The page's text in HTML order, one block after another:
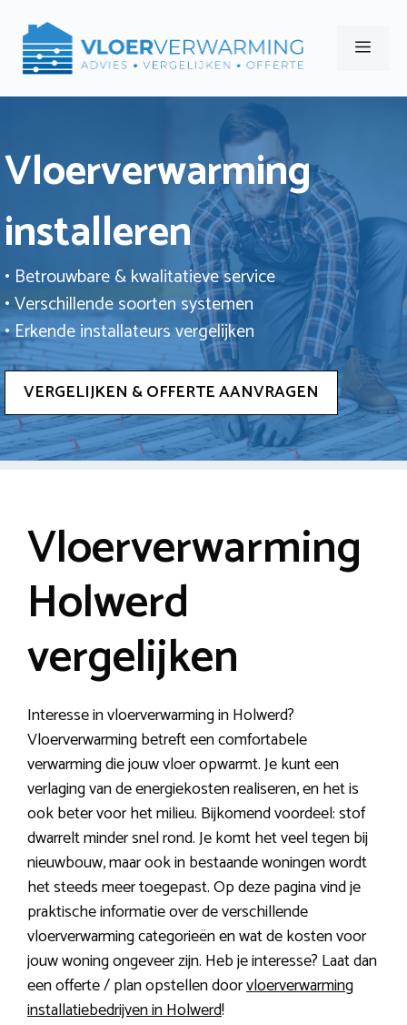
naar
Menu
Vloerverwarming
installeren
• Betrouwbare & kwalitatieve service
• Verschillende soorten systemen
• Erkende installateurs vergelijken
VERGELIJKEN & OFFERTE AANVRAGEN
Vloerverwarming
Holwerd
vergelijken
Interesse in vloerverwarming in Holwerd?
Vloerverwarming betreft een comfortabele
verwarming die jouw vloer opwarmt. Je kunt een
verlaging van de energiekosten realiseren, en het is
ook beter voor het milieu. Bijkomend voordeel: stof
dwarrelt minder snel rond. Je komt het veel tegen bij
nieuwbouw, maar ook in bestaande woningen wordt
het steeds meer toegepast. Op deze pagina vind je
praktische informatie over de verschillende
vloerverwarming categorieën en wat de kosten voor
jouw woning ongeveer zijn. Heb je interesse? Laat dan
een offerte / plan opstellen doorvloerverwarming
installatiebedrijven in Holwerd!